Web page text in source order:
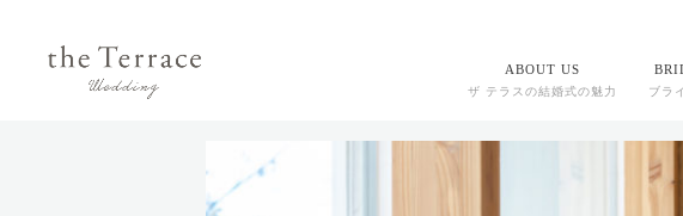
ABOUT US
ザ テラスの結婚式の魅力 ブラ